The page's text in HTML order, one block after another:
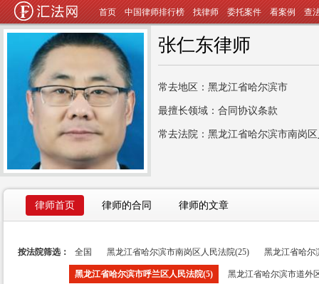
首页 中国律师排行榜 找律师 委托案件 看案例 查
张仁东律师
常去地区：黑龙江省哈尔滨市
最擅长领域：合同协议条款
常去法院：黑龙江省哈尔滨市南岗
律师首页 律师的合同 律师的文章
按法院筛选： 全国 黑龙江省哈尔滨市南岗区人民法院(25) 黑龙江省哈尔
黑龙江省哈尔滨市呼兰区人民法院(5) 黑龙江省哈尔滨市道外